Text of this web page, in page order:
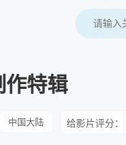
作特辑
中国大陆 给影片评分：
很差较差还行